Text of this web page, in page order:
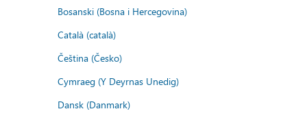
Bosanski (Bosna i Hercegovina)
Català (català)
Čeština (Česko)
Cymraeg (Y Deyrnas Unedig)
Dansk (Danmark)